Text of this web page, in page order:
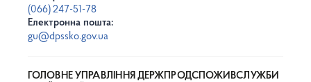
(066) 247-51-78
Електронна пошта:
gu@dpssko.gov.ua
ГОЛОВНЕ УПРАВЛІННЯ ДЕРЖПРОДСПОЖИВСЛУЖБИ